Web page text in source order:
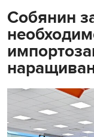
Собянин